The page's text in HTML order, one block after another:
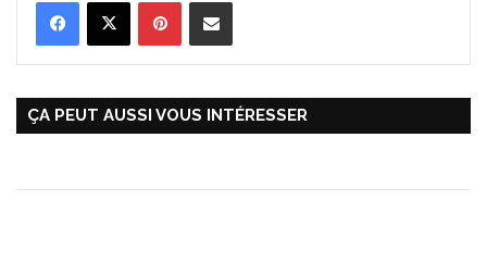
ÇA PEUT AUSSI VOUS INTÉRESSER